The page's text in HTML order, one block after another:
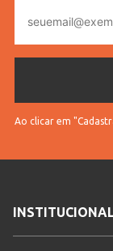
Cores
mail
Ao clicar em